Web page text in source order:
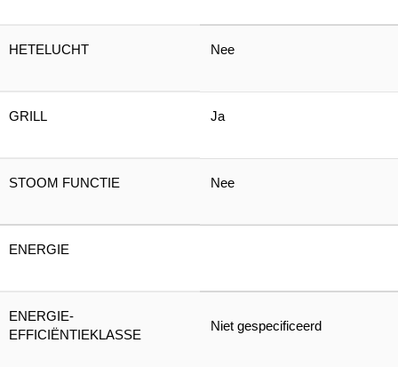
HETELUCHT Nee
GRILL Ja
STOOM FUNCTIE Nee
ENERGIE
ENERGIE-
EFFICIËNTIEKLASSE
Niet gespecificeerd